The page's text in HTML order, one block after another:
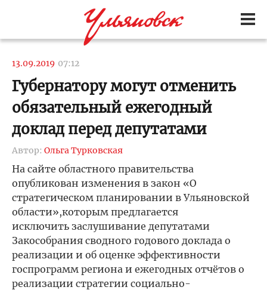
13.09.2019 07:12
Губернатору могут отменить
обязательный ежегодный
доклад перед депутатами
Автор: Ольга Турковская
На сайте областного правительства
опубликован изменения в закон «О
стратегическом планировании в Ульяновской
области»,которым предлагается
исключить заслушивание депутатами
Закособрания сводного годового доклада о
реализации и об оценке эффективности
госпрограмм региона и ежегодных отчётов о
реализации стратегии социально-